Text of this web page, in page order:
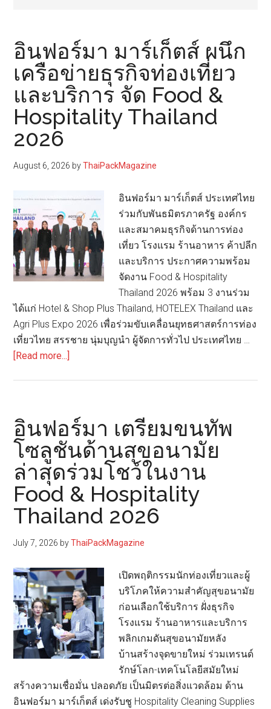
อินฟอร์มา มาร์เก็ตส์ ผนึก
เครือข่ายธุรกิจท่องเที่ยว
และบริการ จัด Food &
Hospitality Thailand
2026
August 6, 2026 byThaiPackMagazine
อินฟอร์มา มาร์เก็ตส์ ประเทศไทย
ร่วมกับพันธมิตรภาครัฐ องค์กร
และสมาคมธุรกิจด้านการท่อง
เที่ยว โรงแรม ร้านอาหาร ค้าปลีก
และบริการ ประกาศความพร้อม
จัดงาน Food & Hospitality
Thailand 2026 พร้อม 3 งานร่วม
ได้แก่ Hotel & Shop Plus Thailand, HOTELEX Thailand และ
Agri Plus Expo 2026 เพื่อร่วมขับเคลื่อนยุทธศาสตร์การท่อง
เที่ยวไทย สรรชาย นุ่มบุญนำ ผู้จัดการทั่วไป ประเทศไทย …
[Read more...]
มาร์เก็ต
ส์
ผนึก
เครือ
ข่าย
ธุรกิจ
ท่อง
และ
จัด
Food
&
Hospitality
Thailand
2026
อินฟอร์มา เตรียมขนทัพ
โซลูชันด้านสุขอนามัย
ล่าสุดร่วมโชว์ในงาน
Food & Hospitality
Thailand 2026
July 7, 2026 byThaiPackMagazine
เปิดพฤติกรรมนักท่องเที่ยวและผู้
บริโภคให้ความสำคัญสุขอนามัย
ก่อนเลือกใช้บริการ ฝั่งธุรกิจ
โรงแรม ร้านอาหารและบริการ
พลิกเกมดันสุขอนามัยหลัง
บ้านสร้างจุดขายใหม่ ร่วมเทรนด์
รักษ์โลก-เทคโนโลยีสมัยใหม่
สร้างความเชื่อมั่น ปลอดภัย เป็นมิตรต่อสิ่งแวดล้อม ด้าน
อินฟอร์มา มาร์เก็ตส์ เด่งรับชู Hospitality Cleaning Supplies